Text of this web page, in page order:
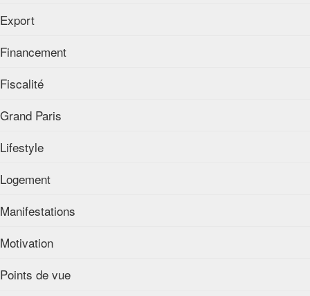
Export
Financement
Fiscalité
Grand Paris
Lifestyle
Logement
Manifestations
Motivation
Points de vue